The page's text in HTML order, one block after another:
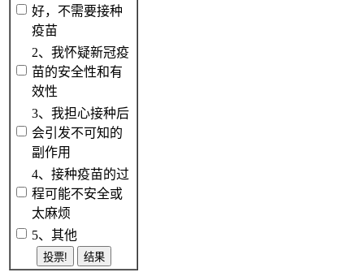
好，不需要接种
疫苗
2、我怀疑新冠疫
苗的安全性和有
效性
3、我担心接种后
会引发不可知的
副作用
4、接种疫苗的过
程可能不安全或
太麻烦
5、其他